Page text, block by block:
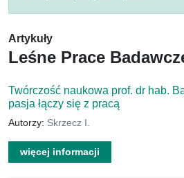
Artykuły
Leśne Prace
Twórczość naukowa prof. dr hab.
pasja łączy się z pracą
Autorzy: Skrzecz I.
więcej informacji